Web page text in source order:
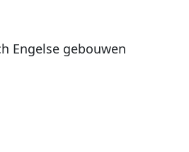
Engelse gebouwen